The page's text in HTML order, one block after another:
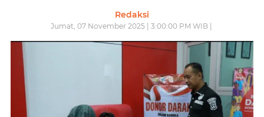
Redaksi
Jumat, 07 November 2025 | 3:00:00 PM WIB |